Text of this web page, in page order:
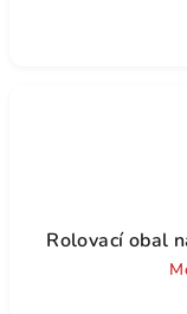
Rolovací obal